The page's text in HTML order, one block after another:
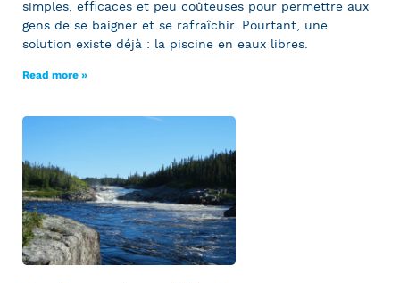
simples, efficaces et peu coûteuses pour permettre aux
gens de se baigner et se rafraîchir. Pourtant, une
solution existe déjà : la piscine en eaux libres.
Read more »